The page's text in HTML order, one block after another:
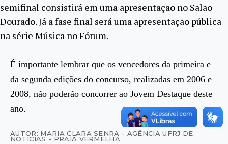
semifinal consistirá em uma apresentação no Salão
Dourado. Já a fase final será uma apresentação pública
na série Música no Fórum.
É importante lembrar que os vencedores da primeira e
da segunda edições do concurso, realizadas em 2006 e
2008, não poderão concorrer ao Jovem Destaque deste
ano.
AUTOR: MARIA CLARA SENRA - AGÊNCIA UFRJ DE
NOTÍCIAS - PRAIA VERMELHA